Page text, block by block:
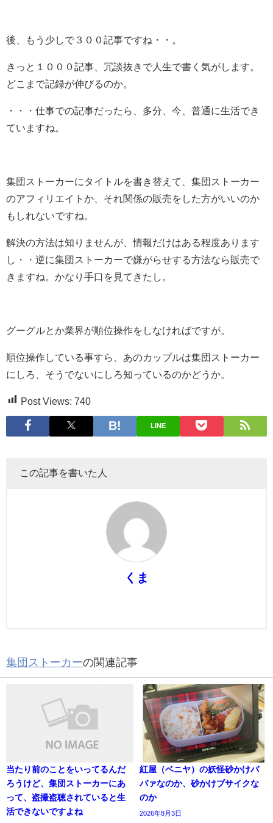
後、もう少しで３００記事ですね・・。
きっと１０００記事、冗談抜きで人生で書く気がします。
どこまで記録が伸びるのか。
・・・仕事での記事だったら、多分、今、普通に生活でき
ていますね。
集団ストーカーにタイトルを書き替えて、集団ストーカー
のアフィリエイトか、それ関係の販売をした方がいいのか
もしれないですね。
解決の方法は知りませんが、情報だけはある程度あります
し・・逆に集団ストーカーで嫌がらせする方法なら販売で
きますね。かなり手口を見てきたし。
グーグルとか業界が順位操作をしなければですが。
順位操作している事すら、あのカップルは集団ストーカー
にしろ、そうでないにしろ知っているのかどうか。
Post Views: 740
LINE
この記事を書いた人
くま
集団ストーカーの関連記事
当たり前のことをいってるんだ
ろうけど、集団ストーカーにあ
って、盗撮盗聴されていると生
活できないですよね
紅屋（ベニヤ）の妖怪砂かけバ
バァなのか、砂かけブサイクな
のか
2026年8月3日